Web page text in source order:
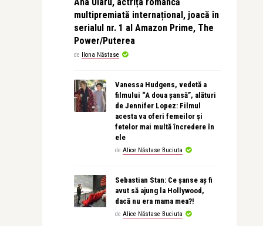
multipremiată internațional, joacă în
serialul nr. 1 al Amazon Prime, The
Power/Puterea
de Ilona Năstase
Vanessa Hudgens, vedetă a
filmului “A doua șansă”, alături
de Jennifer Lopez: Filmul
acesta va oferi femeilor și
fetelor mai multă încredere în
ele
de Alice Năstase Buciuta
Sebastian Stan: Ce șanse aș fi
avut să ajung la Hollywood,
dacă nu era mama mea?!
de Alice Năstase Buciuta